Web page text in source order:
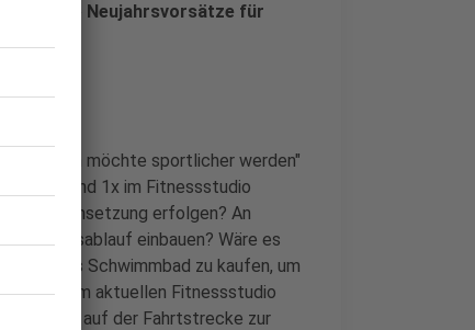
Neujahrsvorsätze für
Aus "Ich möchte sportlicher werden"
gehen und 1x im Fitnessstudio
die Umsetzung erfolgen? An
Tagesablauf einbauen? Wäre es
fürs Schwimmbad zu kaufen, um
mit eurem aktuellen Fitnessstudio
genau auf der Fahrtstrecke zur